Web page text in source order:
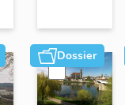
Dossier